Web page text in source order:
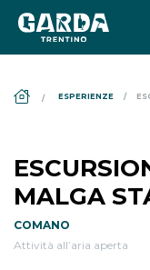
DS_BREADCRUMB.HOME
ESPERIENZE
MALGA
COMANO
Attività all’aria aperta